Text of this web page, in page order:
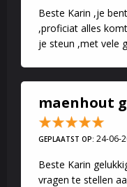
Beste Karin ,je
,proficiat alles
je steun ,met vele
maenhout
GEPLAATST OP: 24-06-
Beste Karin
vragen te stellen